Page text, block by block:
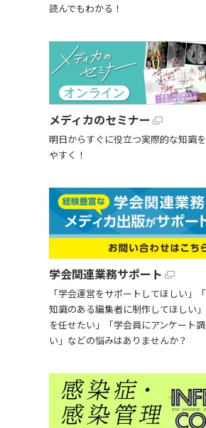
読んでもわかる！
メディカのセミナー
明日からすぐに役立つ実際的な知識
やすく！
学会関連業務サポート
「学会運営をサポートしてほしい」
知識のある編集者に制作してほしい
を任せたい」「学会員にアンケート
い」などの悩みはありませんか？